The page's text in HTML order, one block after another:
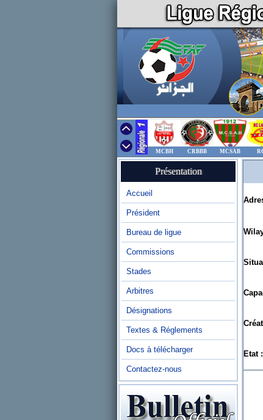
MCBH CRBBB MCSAB
Présentation
Accueil
Président
Bureau de ligue
Commissions
Stades
Arbitres
Désignations
Textes & Réglements
Docs à télécharger
Contactez-nous
Etat :